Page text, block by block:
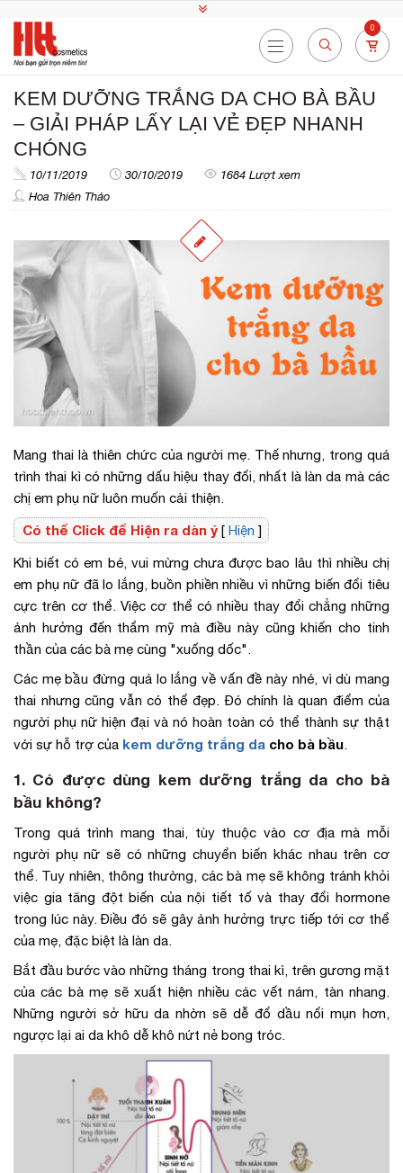
0
KEM DƯỠNG TRẮNG DA CHO BÀ BẦU
– GIẢI PHÁP LẤY LẠI VẺ ĐẸP NHANH
CHÓNG
10/11/2019 30/10/2019
1684 Lượt xem
Hoa Thiên Thảo
Mang thai là thiên chức của người mẹ. Thế nhưng, trong quá
trình thai kì có những dấu hiệu thay đổi, nhất là làn da mà các
chị em phụ nữ luôn muốn cải thiện.
Có thể Click để Hiện ra dàn ý [ Hiện ]
Khi biết có em bé, vui mừng chưa được bao lâu thì nhiều chị
em phụ nữ đã lo lắng, buồn phiền nhiều vì những biến đổi tiêu
cực trên cơ thể. Việc cơ thể có nhiều thay đổi chẳng những
ảnh hưởng đến thẩm mỹ mà điều này cũng khiến cho tinh
thần của các bà mẹ cùng "xuống dốc".
Các mẹ bầu đừng quá lo lắng về vấn đề này nhé, vì dù mang
thai nhưng cũng vẫn có thể đẹp. Đó chính là quan điểm của
người phụ nữ hiện đại và nó hoàn toàn có thể thành sự thật
với sự hỗ trợ của kem dưỡng trắng da cho bà bầu.
1. Có được dùng kem dưỡng trắng da cho bà
bầu không?
Trong quá trình mang thai, tùy thuộc vào cơ địa mà mỗi
người phụ nữ sẽ có những chuyển biến khác nhau trên cơ
thể. Tuy nhiên, thông thường, các bà mẹ sẽ không tránh khỏi
việc gia tăng đột biến của nội tiết tố và thay đổi hormone
trong lúc này. Điều đó sẽ gây ảnh hưởng trực tiếp tới cơ thể
của mẹ, đặc biệt là làn da.
Bắt đầu bước vào những tháng trong thai kì, trên gương mặt
của các bà mẹ sẽ xuất hiện nhiều các vết nám, tàn nhang.
Những người sở hữu da nhờn sẽ dễ đổ dầu nổi mụn hơn,
ngược lại ai da khô dễ khô nứt nẻ bong tróc.